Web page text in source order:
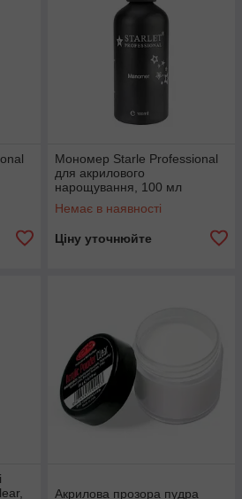
Мономер Starle Professional
для акрилового
нарощування, 100 мл
Немає в наявності
Ціну уточнюйте
Акрилова прозора пудра